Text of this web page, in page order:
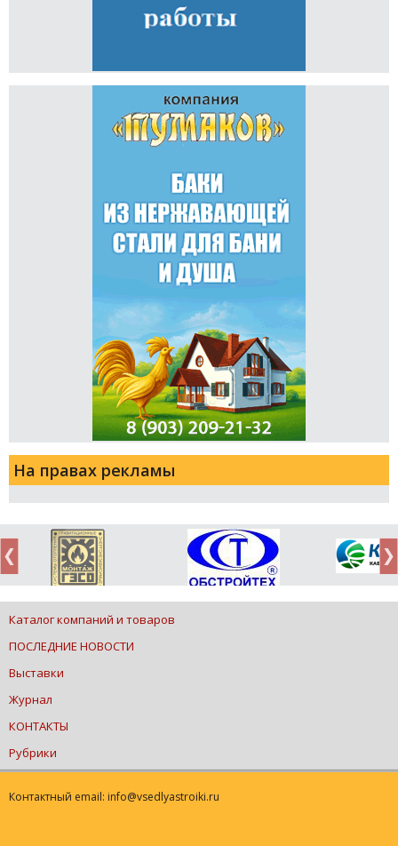
На правах рекламы
Каталог компаний и товаров
ПОСЛЕДНИЕ НОВОСТИ
Выставки
Журнал
КОНТАКТЫ
Рубрики
Контактный email: info@vsedlyastroiki.ru